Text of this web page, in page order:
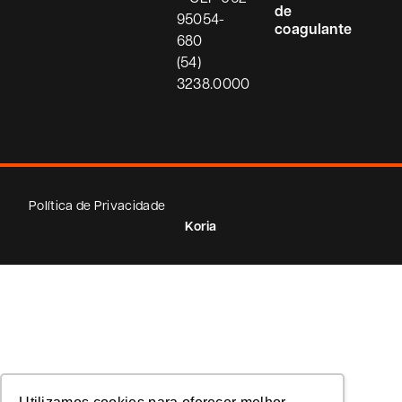
95054-
680
(54)
3238.0000
de
coagulante
Política de Privacidade
Koria